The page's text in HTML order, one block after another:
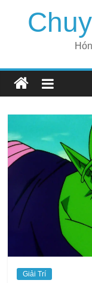
Giải Trí